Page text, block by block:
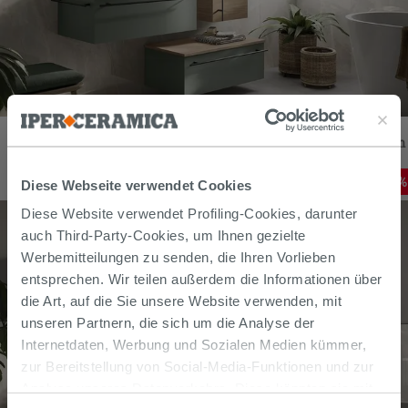
Diese Webseite verwendet Cookies
Diese Website verwendet Profiling-Cookies, darunter
auch Third-Party-Cookies, um Ihnen gezielte
Werbemitteilungen zu senden, die Ihren Vorlieben
entsprechen. Wir teilen außerdem die Informationen über
die Art, auf die Sie unsere Website verwenden, mit
unseren Partnern, die sich um die Analyse der
Internetdaten, Werbung und Sozialen Medien kümmer,
zur Bereitstellung von Social-Media-Funktionen und zur
Badezimmermöbel LUMI L80 cm mit 1 Schublade, mattgrüne
Oberfläche, mit Waschbecken Unitop HIDE aus glänzend weißem
696,30€ /STK 807,90€ ,00%